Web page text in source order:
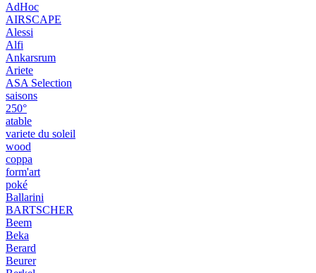
AdHoc
AIRSCAPE
Alessi
Alfi
Ankarsrum
Ariete
ASA Selection
saisons
250°
atable
variete du soleil
wood
coppa
form'art
poké
Ballarini
BARTSCHER
Beem
Beka
Berard
Beurer